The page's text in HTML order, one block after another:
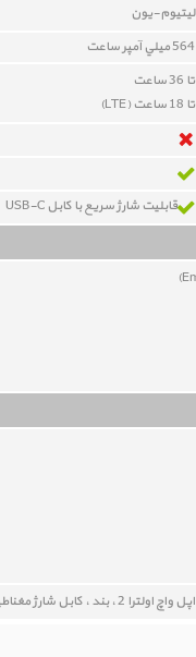
ليتيوم-يون
564 ميلي آمپر ساعت
تا 36 ساعت
تا 18 ساعت (LTE)
قابلیت شارژ سریع با کابل USB-C
اپل واچ اولترا 2 ، بند ، کابل شارژ مغناطيسي 1 متري فست شارژ